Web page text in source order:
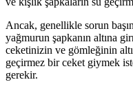
Ancak, genellikle sorun
yağmurun şapkanın altına
ceketinizin ve gömleğinin
geçirmez bir ceket giymek
gerekir.